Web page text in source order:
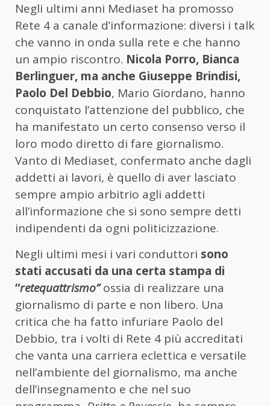
Negli ultimi anni Mediaset ha promosso
Rete 4 a canale d’informazione: diversi i talk
che vanno in onda sulla rete e che hanno
un ampio riscontro. Nicola Porro, Bianca
Berlinguer, ma anche Giuseppe Brindisi,
Paolo Del Debbio, Mario Giordano, hanno
conquistato l’attenzione del pubblico, che
ha manifestato un certo consenso verso il
loro modo diretto di fare giornalismo.
Vanto di Mediaset, confermato anche dagli
addetti ai lavori, è quello di aver lasciato
sempre ampio arbitrio agli addetti
all’informazione che si sono sempre detti
indipendenti da ogni politicizzazione.
Negli ultimi mesi i vari conduttori sono
stati accusati da una certa stampa di
“retequattrismo”ossia di realizzare una
giornalismo di parte e non libero. Una
critica che ha fatto infuriare Paolo del
Debbio, tra i volti di Rete 4 più accreditati
che vanta una carriera eclettica e versatile
nell’ambiente del giornalismo, ma anche
dell’insegnamento e che nel suo